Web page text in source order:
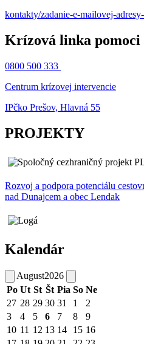
kontakty/zadanie-e-mailovej-
Krízová linka pomoci
0800 500 333
Centrum krízovej intervencie
IPčko Prešov, Hlavná 55
PROJEKTY
Rozvoj a podpora potenciálu
nad Dunajcem a obec Lendak
Kalendár
August2026
Po Ut St Št Pia So Ne
27 28 29 30 31 1
2
3
4 5 6 7 8
9
10 11 12 13 14 15 16